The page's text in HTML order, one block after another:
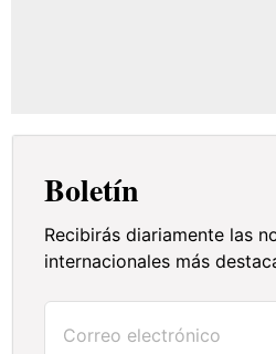
Boletín
Recibirás diariamente las
internacionales más